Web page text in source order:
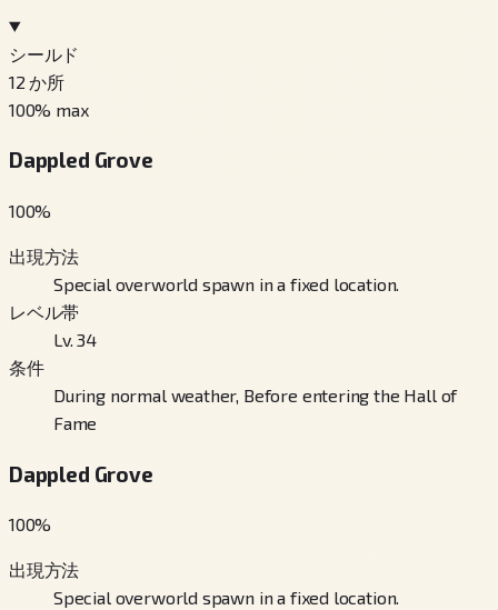
シールド
12 か所
100% max
Dappled Grove
100%
出現方法
Special overworld spawn in a fixed location.
レベル帯
Lv. 34
条件
During normal weather, Before entering the Hall of
Fame
Dappled Grove
100%
出現方法
Special overworld spawn in a fixed location.